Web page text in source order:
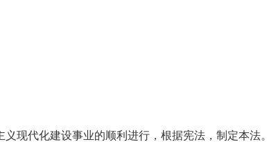
现代化建设事业的顺利进行，根据宪法，制定本法。